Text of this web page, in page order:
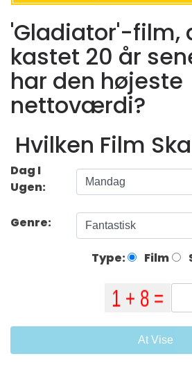
'Gladiator'-film,
kastet 20 år
har den højeste
nettoværdi?
Hvilken Film
Dag I
Ugen:
Genre:
Type: Film
At Vise